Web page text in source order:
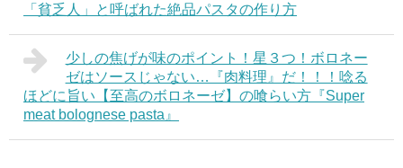
「貧乏人」と呼ばれた絶品パスタの作り方
少しの焦げが味のポイント！星３つ！ボロネー
ゼはソースじゃない…『肉料理』だ！！！唸る
ほどに旨い【至高のボロネーゼ】の喰らい方『Super
meat bolognese pasta』